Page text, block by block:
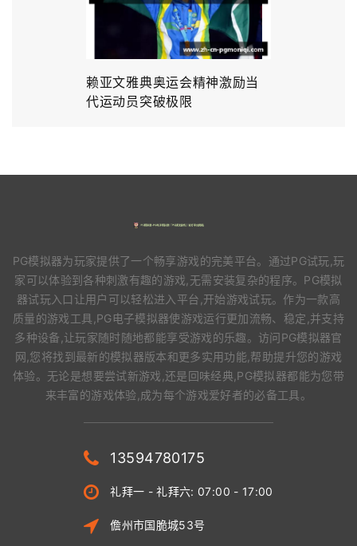
赖亚文雅典奥运会精神激励当
代运动员突破极限
PG模拟器为玩家提供了一个畅享游戏的完美平台。通过PG试玩,玩
家可以体验到各种刺激有趣的游戏,无需安装复杂的程序。PG模拟
器试玩入口让用户可以轻松进入平台,开始游戏试玩。作为一款高
质量的游戏工具,PG电子模拟器使游戏运行更加流畅、稳定,并支持
多种设备,让玩家随时随地都能享受游戏的乐趣。访问PG模拟器官
网,您将找到最新的模拟器版本和更多实用功能,帮助提升您的游戏
体验。无论是想要尝试新游戏,还是回味经典,PG模拟器都能为您带
来丰富的游戏体验,成为每个游戏爱好者的必备工具。
13594780175
礼拜一 - 礼拜六: 07:00 - 17:00
儋州市国脆城53号